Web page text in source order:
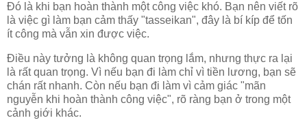
Đó là khi bạn hoàn thành một công việc khó. Bạn nên viết rõ
là việc gì làm bạn cảm thấy "tasseikan", đây là bí kíp để tốn
ít công mà vẫn xin được việc.
Điều này tưởng là không quan trọng lắm, nhưng thực ra lại
là rất quan trọng. Vì nếu bạn đi làm chỉ vì tiền lương, bạn sẽ
chán rất nhanh. Còn nếu bạn đi làm vì cảm giác "mãn
nguyễn khi hoàn thành công việc", rõ ràng bạn ở trong một
cảnh giới khác.